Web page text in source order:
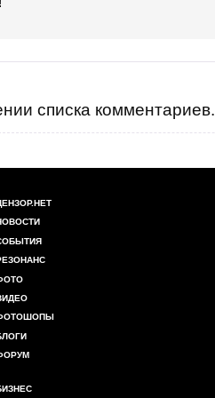
списка комментариев.